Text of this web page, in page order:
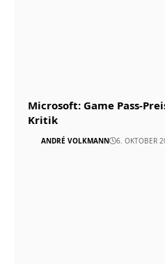
Microsoft: Game Pass-
Kritik
ANDRÉ VOLKMANN 6. OKTOBER